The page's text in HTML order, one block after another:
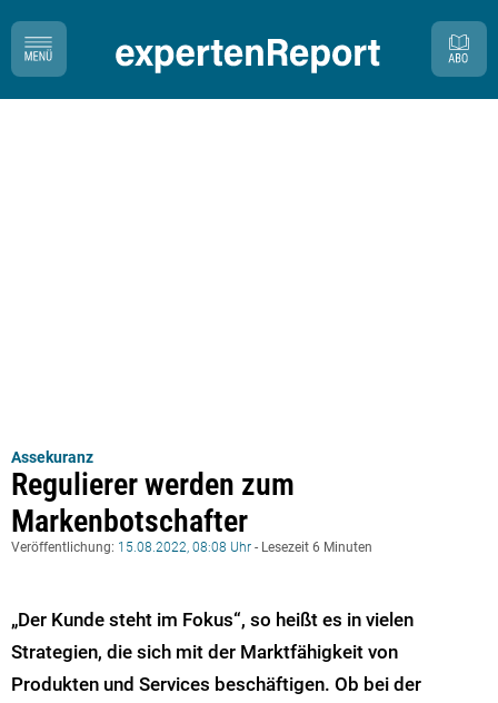
Assekuranz
Regulierer werden zum
Markenbotschafter
Veröffentlichung: 15.08.2022, 08:08 Uhr - Lesezeit 6 Minuten
„Der Kunde steht im Fokus“, so heißt es in vielen
Strategien, die sich mit der Marktfähigkeit von
Produkten und Services beschäftigen. Ob bei der